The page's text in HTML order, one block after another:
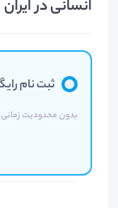
انسانی در ایران
ثبت نام
بدون محدودیت زمانی